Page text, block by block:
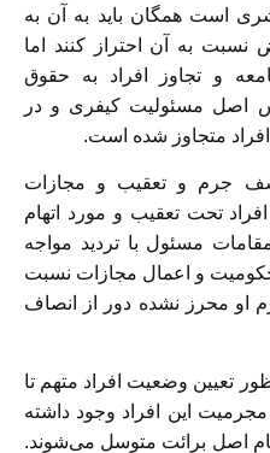
است همگان باید به آن به
نسبت به آن احتراز کنند اما
و تجاوز افراد به حقوق
اصل مسئولیت کیفری و در
متجاوز شده است.
جرم و تعقیب و مجازات
تحت تعقیب و مورد اتهام
مسئول با تردید مواجه
و اعمال مجازات نسبت
او محرز نشده دور از انصاف
تعیین وضعیت افراد متهم تا
این افراد وجود داشته
اصل برائت متوسل می‌شوند.